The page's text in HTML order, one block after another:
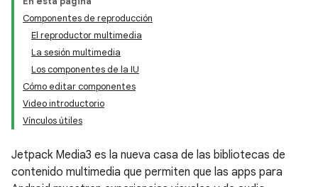
Componentes de reproducción
El reproductor multimedia
La sesión multimedia
Los componentes de la IU
Cómo editar componentes
Video introductorio
Vínculos útiles
Jetpack Media3 es la nueva casa de las bibliotecas de
contenido multimedia que permiten que las apps para